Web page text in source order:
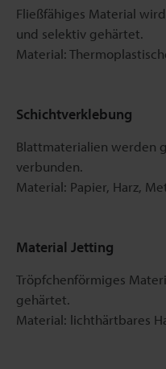
Fließfähiges Material
und selektiv gehärtet.
Material:
Schichtverklebung
Blattmaterialien werden
verbunden.
Material: Papier, Harz,
Material Jetting
Tröpfchenförmiges
gehärtet.
Material: lichthärtbares